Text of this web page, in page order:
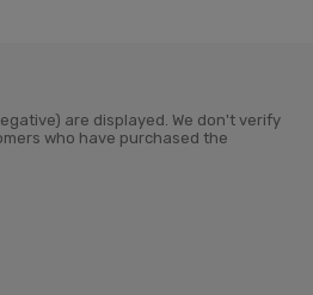
are displayed. We don't verify
who have purchased the